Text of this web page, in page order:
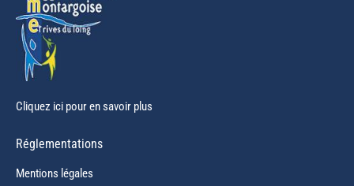
Cliquez ici pour en savoir plus
Réglementations
Mentions légales